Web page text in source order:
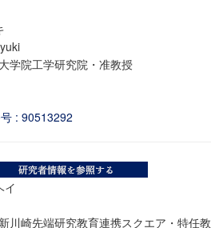
学院工学研究院・准教授
: 90513292
イ
川崎先端研究教育連携スクエア・特任教